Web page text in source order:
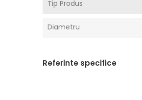
Tip Produs
Diametru
Referinte specifice